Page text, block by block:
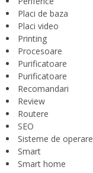
Placi de baza
Placi video
Printing
Procesoare
Purificatoare
Purificatoare
Recomandari
Review
Routere
SEO
Sisteme de operare
Smart
Smart home